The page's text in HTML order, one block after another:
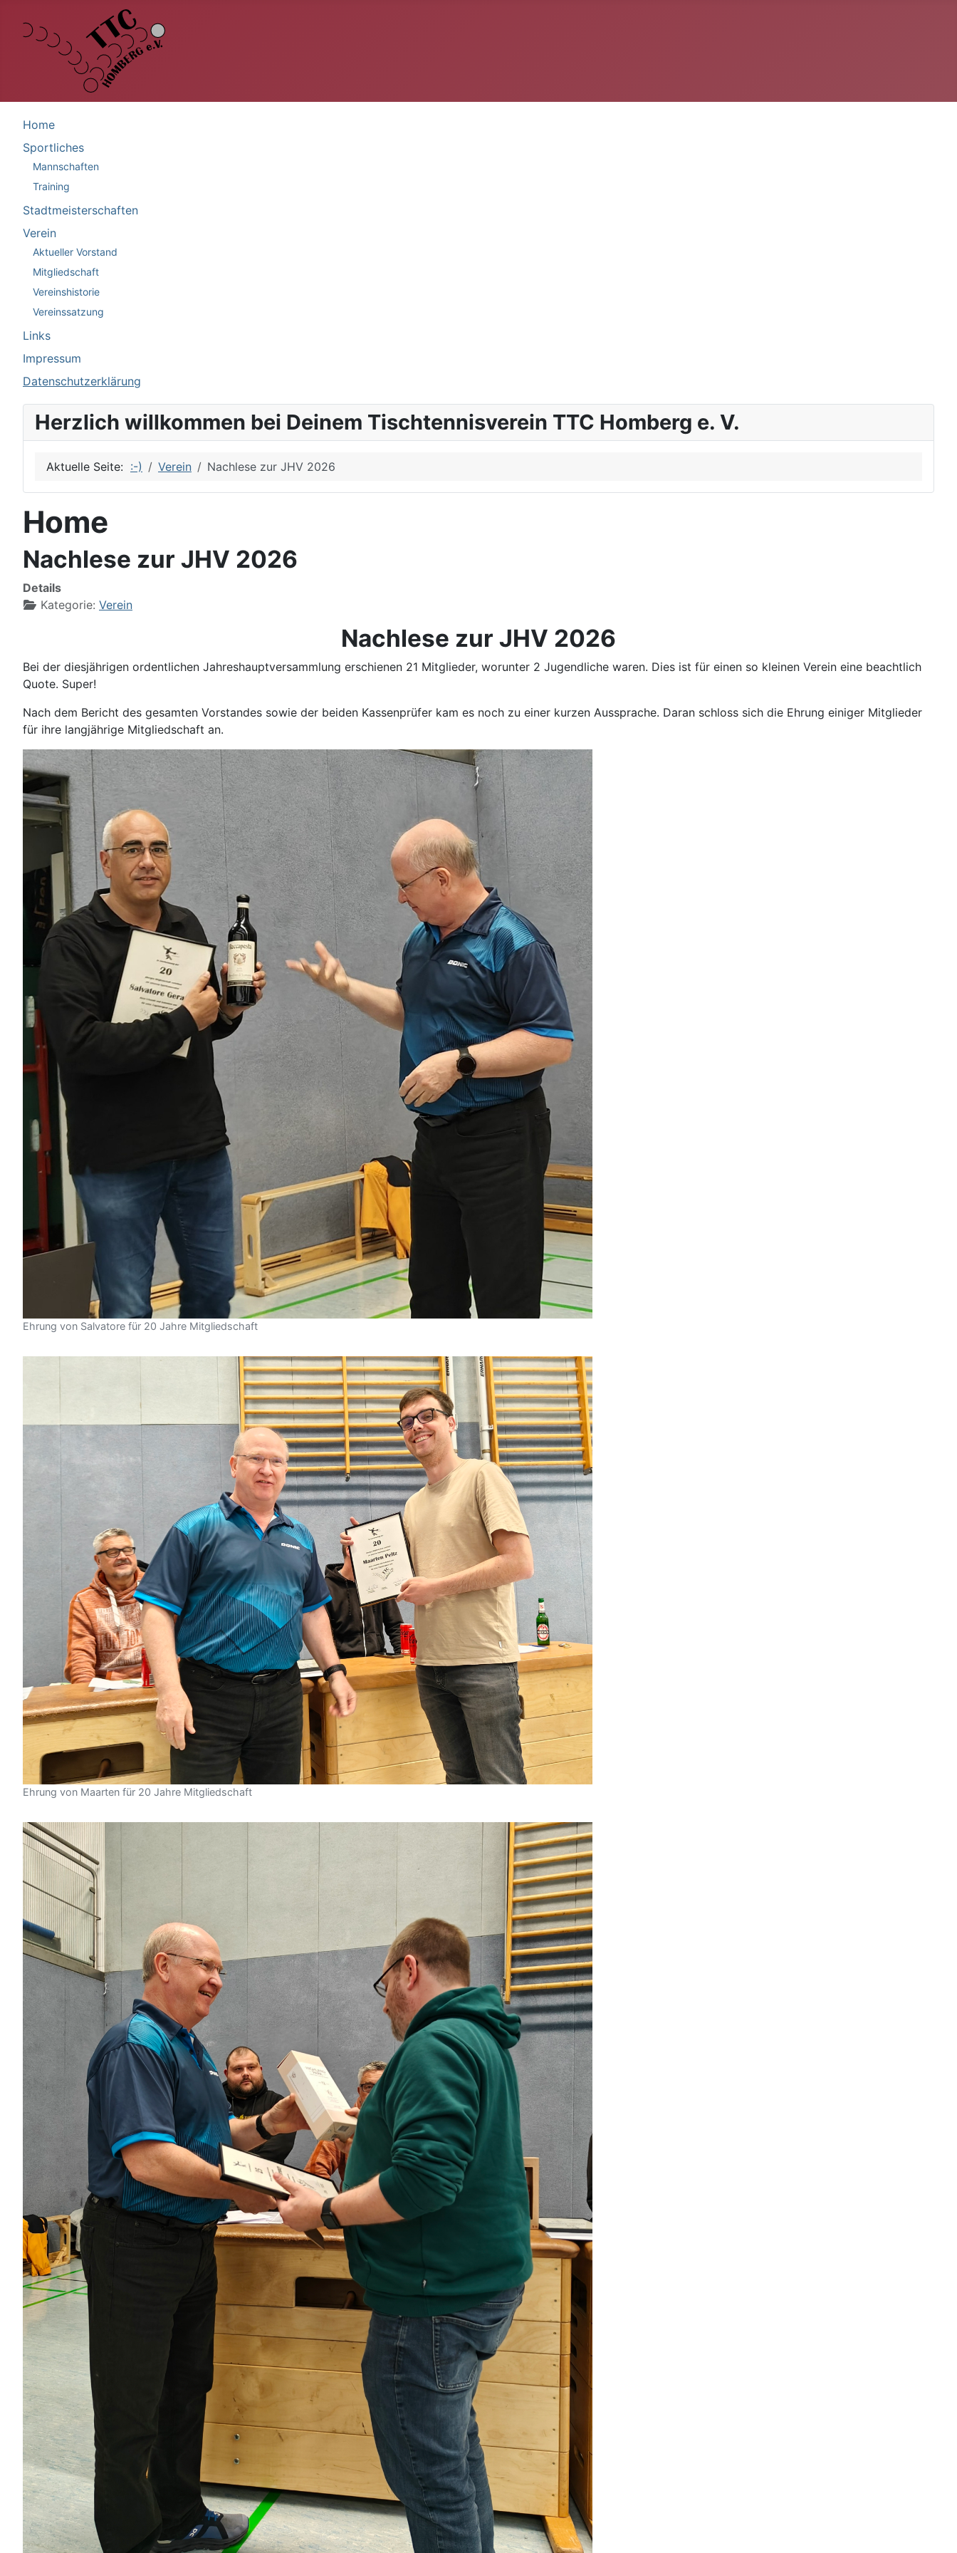
Home
Sportliches
Mannschaften
Training
Stadtmeisterschaften
Verein
Aktueller Vorstand
Mitgliedschaft
Vereinshistorie
Vereinssatzung
Links
Impressum
Datenschutzerklärung
Herzlich willkommen bei Deinem Tischtennisverein TTC Homberg e. V.
Aktuelle Seite: :-) Verein Nachlese zur JHV 2026
Home
Nachlese zur JHV 2026
Details
Kategorie: Verein
Nachlese zur JHV 2026
Bei der diesjährigen ordentlichen Jahreshauptversammlung erschienen 21 Mitglieder, worunter 2 Jugendliche waren. Dies ist für einen so kleinen Verein eine beachtlich
Quote. Super!
Nach dem Bericht des gesamten Vorstandes sowie der beiden Kassenprüfer kam es noch zu einer kurzen Aussprache. Daran schloss sich die Ehrung einiger Mitglieder
für ihre langjährige Mitgliedschaft an.
Ehrung von Salvatore für 20 Jahre Mitgliedschaft
Ehrung von Maarten für 20 Jahre Mitgliedschaft